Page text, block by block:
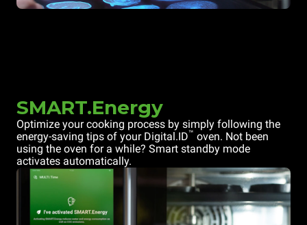
SMART.Energy
Optimize your cooking process by simply following the
energy-saving tips of your Digital.ID™ oven. Not been
using the oven for a while? Smart standby mode
activates automatically.